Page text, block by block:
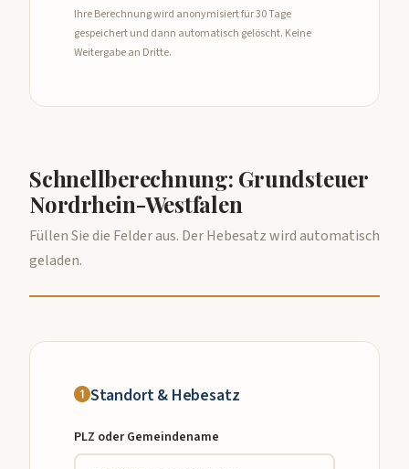
Ihre Berechnung wird anonymisiert für 30 Tage
gespeichert und dann automatisch gelöscht. Keine
Weitergabe an Dritte.
Schnellberechnung: Grundsteuer
Nordrhein-Westfalen
Füllen Sie die Felder aus. Der Hebesatz wird automatisch
geladen.
Standort & Hebesatz
PLZ oder Gemeindename